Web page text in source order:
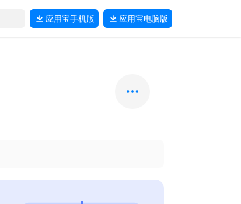
应用宝手机版 应用宝电脑版